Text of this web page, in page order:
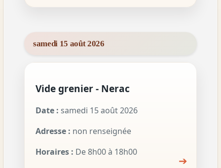
samedi 15 août 2026
Vide grenier - Nerac
Date : samedi 15 août 2026
Adresse : non renseignée
Horaires : De 8h00 à 18h00
➔